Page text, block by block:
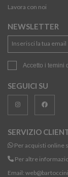
Lavora con noi
NEWSLETTER
Accetto i temini
SEGUICI SU
SERVIZIO
Per acquisti online
Per altre
Email: